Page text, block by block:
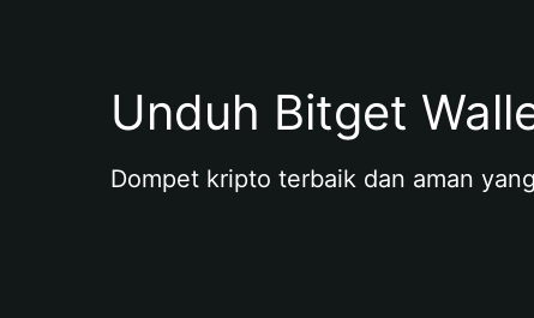
Unduh Bitget
Dompet kripto terbaik dan aman